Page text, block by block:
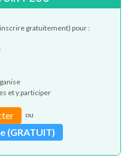
gratuitement) pour :
et y participer
ou
(GRATUIT)